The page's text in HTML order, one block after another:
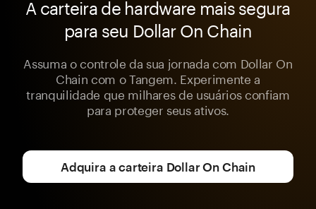
A carteira de hardware mais segura
para seu Dollar On Chain
Assuma o controle da sua jornada com Dollar On
Chain com o Tangem. Experimente a
tranquilidade que milhares de usuários confiam
para proteger seus ativos.
Adquira a carteira Dollar On Chain